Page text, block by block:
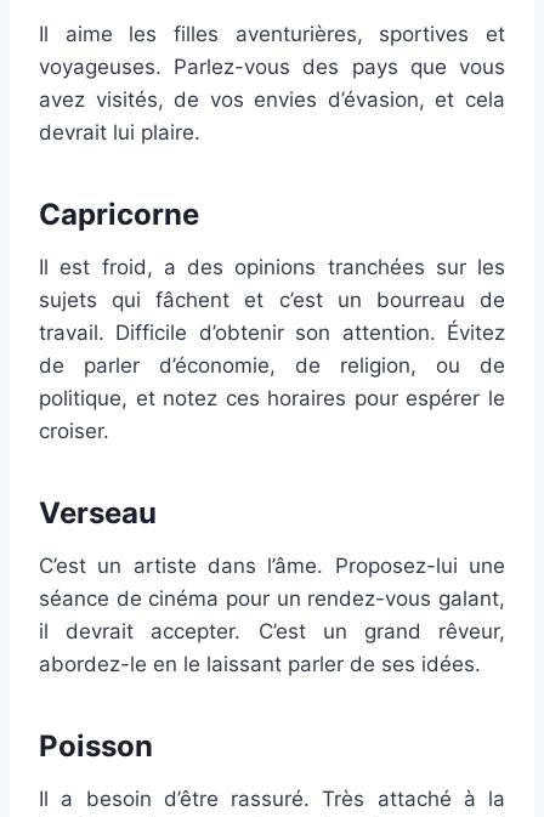
Il aime les filles aventurières, sportives et
voyageuses. Parlez-vous des pays que vous
avez visités, de vos envies d’évasion, et cela
devrait lui plaire.
Capricorne
Il est froid, a des opinions tranchées sur les
sujets qui fâchent et c’est un bourreau de
travail. Difficile d’obtenir son attention. Évitez
de parler d’économie, de religion, ou de
politique, et notez ces horaires pour espérer le
croiser.
Verseau
C’est un artiste dans l’âme. Proposez-lui une
séance de cinéma pour un rendez-vous galant,
il devrait accepter. C’est un grand rêveur,
abordez-le en le laissant parler de ses idées.
Poisson
Il a besoin d’être rassuré. Très attaché à la